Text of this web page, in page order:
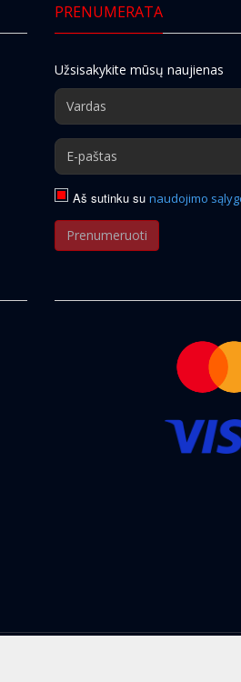
PRENUMERATA
Užsisakykite mūsų naujienas
Aš sutinku su naudojimo
Prenumeruoti